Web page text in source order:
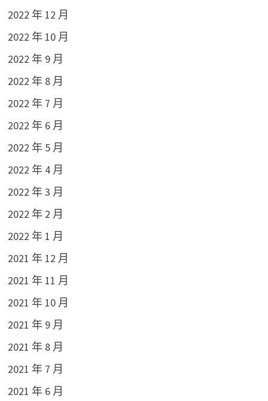
2022 年 12 月
2022 年 10 月
2022 年 9 月
2022 年 8 月
2022 年 7 月
2022 年 6 月
2022 年 5 月
2022 年 4 月
2022 年 3 月
2022 年 2 月
2022 年 1 月
2021 年 12 月
2021 年 11 月
2021 年 10 月
2021 年 9 月
2021 年 8 月
2021 年 7 月
2021 年 6 月